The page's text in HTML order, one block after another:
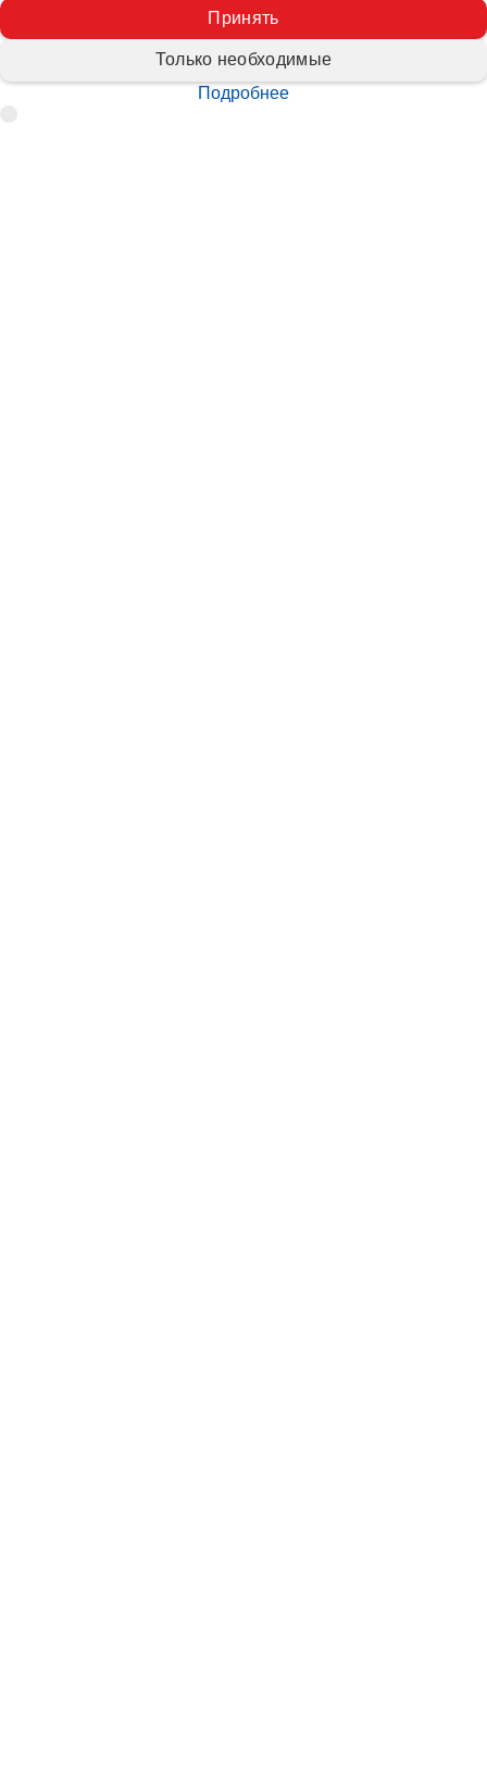
Принять
Только необходимые
Подробнее